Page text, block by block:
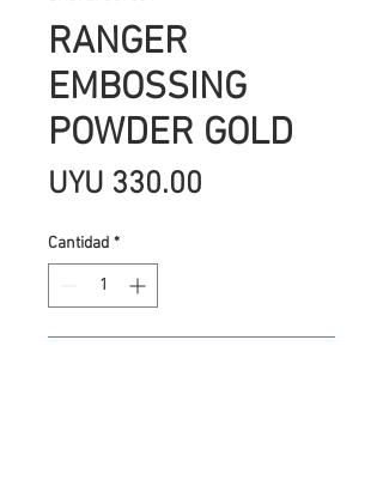
RANGER
EMBOSSING
POWDER GOLD
UYU 330.00
Cantidad *